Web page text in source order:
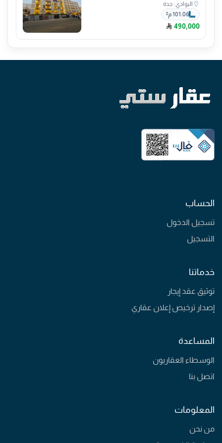
البوادي| جدة
101.06 م²
490,000
الحساب
تسجيل الدخول
التسجيل
خدماتنا
توثيق عقد إيجار
إصدار ترخيص إعلان عقاري
المساعدة
الوسطاء العقاريون
اتصل بنا
المعلومات
من نحن